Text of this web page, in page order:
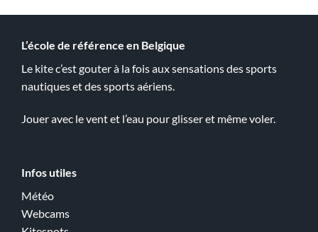
L’école de référence en Belgique
Le kite c’est gouter à la fois aux sensations des sports
nautiques et des sports aériens.
Jouer avec le vent et l’eau pour glisser et même voler.
Infos utiles
Météo
Webcams